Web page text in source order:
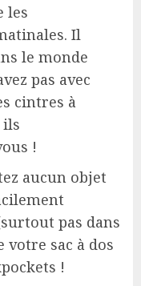
les
Il
le monde
pas avec
cintres à
ils
!
aucun objet
pas dans
votre sac à dos
!